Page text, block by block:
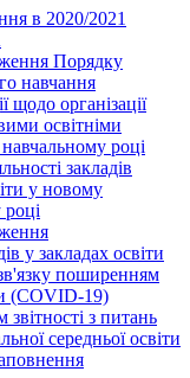
в 2020/2021
Порядку
навчання
щодо організації
освітніми
році
закладів
у новому
у закладах освіти
поширенням
(COVID-19)
з питань
середньої освіти